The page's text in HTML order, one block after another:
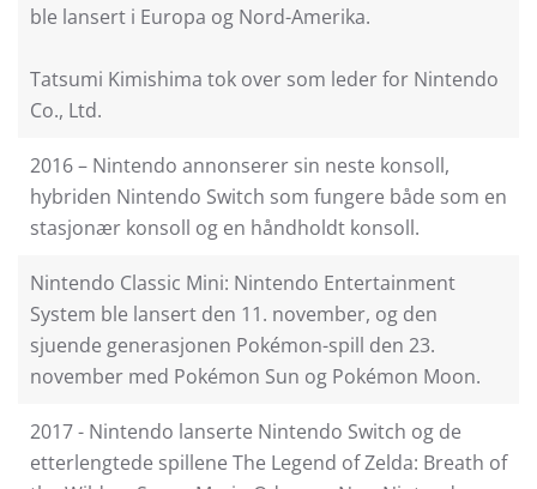
ble lansert i Europa og Nord-Amerika.
Tatsumi Kimishima tok over som leder for Nintendo
Co., Ltd.
2016 – Nintendo annonserer sin neste konsoll,
hybriden Nintendo Switch som fungere både som en
stasjonær konsoll og en håndholdt konsoll.
Nintendo Classic Mini: Nintendo Entertainment
System ble lansert den 11. november, og den
sjuende generasjonen Pokémon-spill den 23.
november med Pokémon Sun og Pokémon Moon.
2017 - Nintendo lanserte Nintendo Switch og de
etterlengtede spillene The Legend of Zelda: Breath of